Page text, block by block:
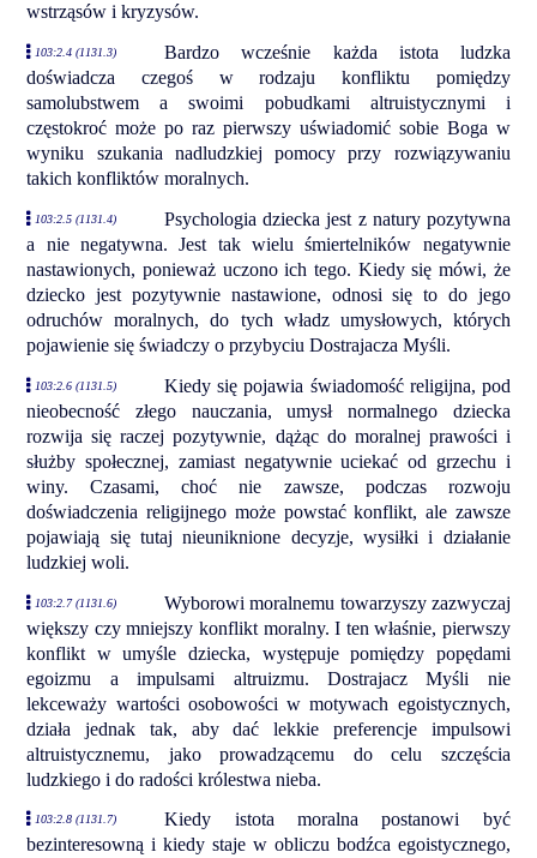
wstrząsów i kryzysów.
103:2.4 (1131.3)
Bardzo wcześnie każda istota ludzka
doświadcza czegoś w rodzaju konfliktu pomiędzy
samolubstwem a swoimi pobudkami altruistycznymi i
częstokroć może po raz pierwszy uświadomić sobie Boga w
wyniku szukania nadludzkiej pomocy przy rozwiązywaniu
takich konfliktów moralnych.
103:2.5 (1131.4)
Psychologia dziecka jest z natury pozytywna
a nie negatywna. Jest tak wielu śmiertelników negatywnie
nastawionych, ponieważ uczono ich tego. Kiedy się mówi, że
dziecko jest pozytywnie nastawione, odnosi się to do jego
odruchów moralnych, do tych władz umysłowych, których
pojawienie się świadczy o przybyciu Dostrajacza Myśli.
103:2.6 (1131.5)
Kiedy się pojawia świadomość religijna, pod
nieobecność złego nauczania, umysł normalnego dziecka
rozwija się raczej pozytywnie, dążąc do moralnej prawości i
służby społecznej, zamiast negatywnie uciekać od grzechu i
winy. Czasami, choć nie zawsze, podczas rozwoju
doświadczenia religijnego może powstać konflikt, ale zawsze
pojawiają się tutaj nieuniknione decyzje, wysiłki i działanie
ludzkiej woli.
103:2.7 (1131.6)
Wyborowi moralnemu towarzyszy zazwyczaj
większy czy mniejszy konflikt moralny. I ten właśnie, pierwszy
konflikt w umyśle dziecka, występuje pomiędzy popędami
egoizmu a impulsami altruizmu. Dostrajacz Myśli nie
lekceważy wartości osobowości w motywach egoistycznych,
działa jednak tak, aby dać lekkie preferencje impulsowi
altruistycznemu, jako prowadzącemu do celu szczęścia
ludzkiego i do radości królestwa nieba.
103:2.8 (1131.7)
Kiedy istota moralna postanowi być
bezinteresowną i kiedy staje w obliczu bodźca egoistycznego,